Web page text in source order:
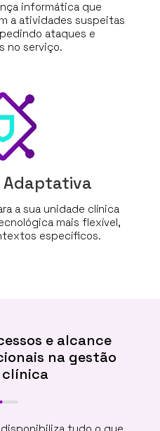
informática que
a atividades suspeitas
ataques e
no serviço.
Adaptativa
a sua unidade clínica
mais flexível,
específicos.
e alcance
na gestão
clínica
tudo o que